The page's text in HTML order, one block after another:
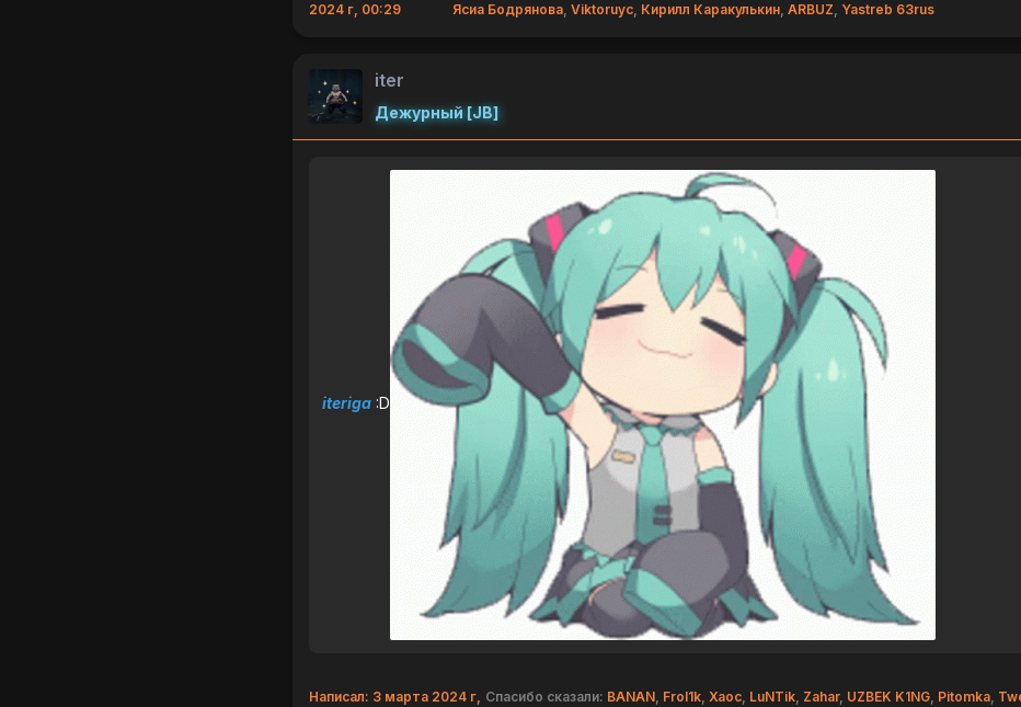
2024 г, 00:29
Ясиа Бодрянова,Viktoruyc, Кирилл Каракулькин,ARBUZ, Yastreb 63rus
iter
Дежурный [JB]
iteriga:D
Написал: 3 марта 2024 г, Спасибо сказали: BANAN, Frol1k, Хаос, LuNTik, Zahar, UZBEK K1NG, Pitomka,